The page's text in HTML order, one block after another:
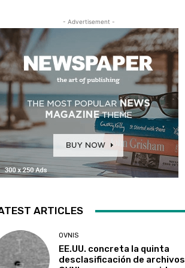
- Advertisement -
ARTICLES
OVNIS
EE.UU. concreta la quinta
desclasificación de archivos